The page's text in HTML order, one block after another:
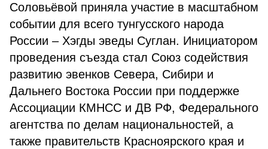
Соловьёвой приняла участие в масштабном
событии для всего тунгусского народа
России – Хэгды эведы Суглан. Инициатором
проведения съезда стал Союз содействия
развитию эвенков Севера, Сибири и
Дальнего Востока России при поддержке
Ассоциации КМНСС и ДВ РФ, Федерального
агентства по делам национальностей, а
также правительств Красноярского края и